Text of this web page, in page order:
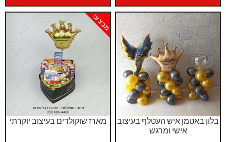
₪299.
₪280.
₪399.
₪339.
מארז שוקולדים בעיצוב יוקרתי
מבצע!
בלון באטמן איש העטלף בעיצוב
אישי ומרגש